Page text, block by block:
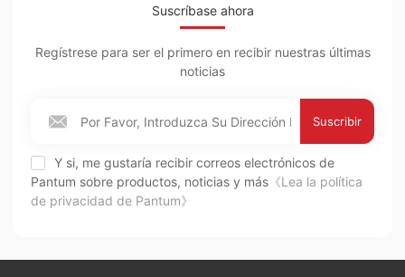
Suscríbase ahora
Regístrese para ser el primero en recibir nuestras últimas
noticias
Suscribir
Y si, me gustaría recibir correos electrónicos de
Pantum sobre productos, noticias y más 《Lea la política
de privacidad de Pantum》